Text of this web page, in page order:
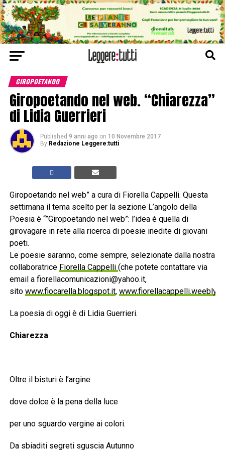
GIROPOETANDO
Giropoetando nel web. “Chiarezza”
di Lidia Guerrieri
Published 9 anni ago on 10 Novembre 2017
By Redazione Leggere:tutti
Giropoetando nel web” a cura di Fiorella Cappelli. Questa
settimana il tema scelto per la sezione L’angolo della
Poesia è “”Giropoetando nel web”: l’idea è quella di
girovagare in rete alla ricerca di poesie inedite di giovani
poeti.
Le poesie saranno, come sempre, selezionate dalla nostra
collaboratrice Fiorella Cappelli (che potete contattare via
email a fiorellacomunicazioni@yahoo.it,
sito www.fiocarella.blogspot.it,
La poesia di oggi è di Lidia Guerrieri.
Chiarezza
Oltre il bisturi è l’argine
dove dolce è la pena della luce
per uno sguardo vergine ai colori.
Da sbiaditi segreti sguscia Autunno